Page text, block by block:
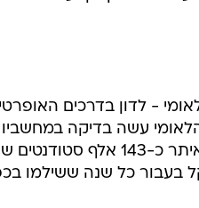
- לדון בדרכים
עשה בדיקה
הסטודנטים ששילמו ביטוח לאומי בכפל.
1987-1995 ולכן זכאים להחזר של 195 שקל בעבור